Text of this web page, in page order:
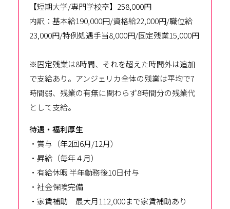
【短期大学/専門学校卒】258,000円
内訳：基本給190,000円/資格給22,000円/職位給
23,000円/特例処遇手当8,000円/固定残業15,000円
※固定残業は8時間、それを超えた時間外は追加
で支給あり。アンジェリカ全体の残業は平均で7
時間弱、残業の有無に関わらず8時間分の残業代
として支給。
待遇・福利厚生
・賞与（年2回6月/12月）
・昇給（毎年４月）
・有給休暇 半年勤務後10日付与
・社会保険完備
・家賃補助 最大月112,000まで家賃補助あり